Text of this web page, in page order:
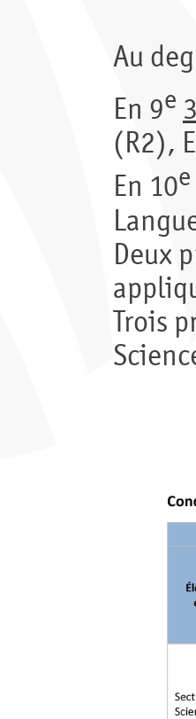
Au
En 9e
(R2),
En 10e
Deux
Trois